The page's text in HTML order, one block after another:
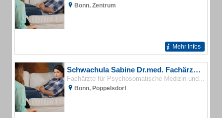
Bonn, Zentrum
Mehr Infos
Schwachula Sabine Dr.med. Fachärztin für Psychosomatische Medizin
Fachärzte für Psychosomatische Medizin und Psychotherapie
Bonn, Poppelsdorf